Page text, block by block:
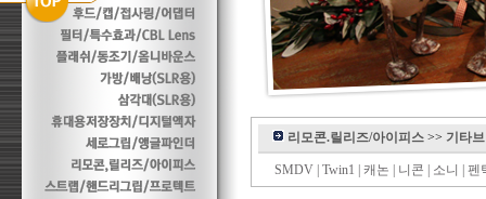
리모콘.릴리즈/아이피스>> 기타
SMDV Twin1 캐논 니콘 소니 펜